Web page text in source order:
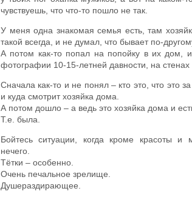
чувствуешь, что что-то пошло не так.
У меня одна знакомая семья есть, там
такой всегда, и не думал, что бывает по-
А потом как-то попал на попойку в их дом,
фотографии 10-15-летней давности, на стенах
Сначала как-то и не понял – кто это, что это
и куда смотрит хозяйка дома.
А потом дошло – а ведь это хозяйка дома и
Т.е. была.
Бойтесь ситуации, когда кроме красоты и
нечего.
Тётки – особенно.
Очень печальное зрелище.
Душераздирающее.